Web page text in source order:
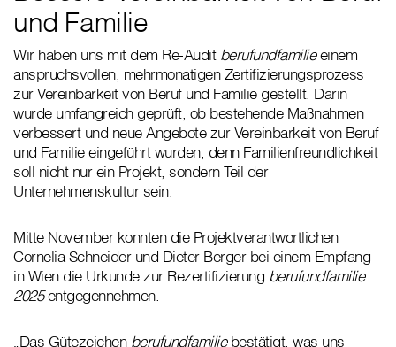
und Familie
Wir haben uns mit dem Re-Audit berufundfamilieeinem
anspruchsvollen, mehrmonatigen Zertifizierungsprozess
zur Vereinbarkeit von Beruf und Familie gestellt. Darin
wurde umfangreich geprüft, ob bestehende Maßnahmen
verbessert und neue Angebote zur Vereinbarkeit von Beruf
und Familie eingeführt wurden, denn Familienfreundlichkeit
soll nicht nur ein Projekt, sondern Teil der
Unternehmenskultur sein.
Mitte November konnten die Projektverantwortlichen
Cornelia Schneider und Dieter Berger bei einem Empfang
in Wien die Urkunde zur Rezertifizierung berufundfamilie
2025entgegennehmen.
„Das Gütezeichen berufundfamiliebestätigt, was uns